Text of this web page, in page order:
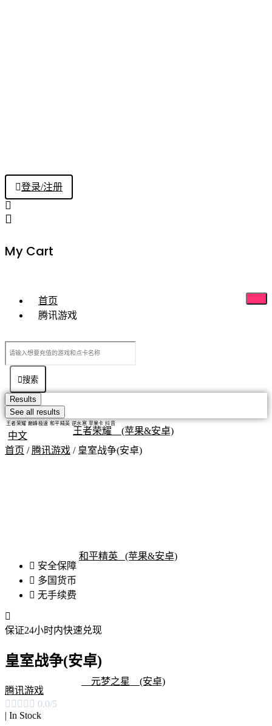
登录/注册
My Cart
首页
腾讯游戏
王者荣耀 (苹果&安卓)
和平精英 (苹果&安卓)
元梦之星 (安卓)
搜索
Results
See all results
王者荣耀 巅峰极速 和平精英 逆水寒 苹果卡 抖音
中文
首页 / 腾讯游戏 / 皇室战争(安卓)
安全保障
多国货币
无手续费
保证24小时内快速兑现
皇室战争(安卓)
腾讯游戏
     0.0/5
| In Stock